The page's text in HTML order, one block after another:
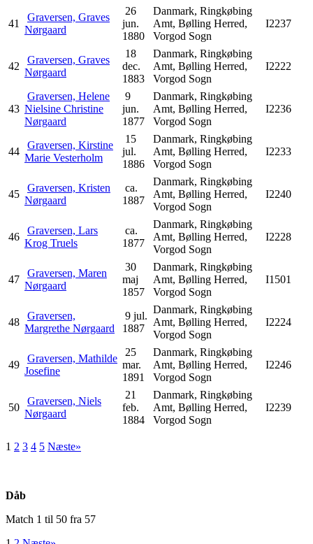
41
Graversen, Graves
Nørgaard
26
jun.
1880
Danmark, Ringkøbing
Amt, Bølling Herred,
Vorgod Sogn
I2237
42
Graversen, Graves
Nørgaard
18
dec.
1883
Danmark, Ringkøbing
Amt, Bølling Herred,
Vorgod Sogn
I2222
43
Graversen, Helene
Nielsine Christine
Nørgaard
9
jun.
1877
Danmark, Ringkøbing
Amt, Bølling Herred,
Vorgod Sogn
I2236
44
Graversen, Kirstine
Marie Vesterholm
15
jul.
1886
Danmark, Ringkøbing
Amt, Bølling Herred,
Vorgod Sogn
I2233
45
Graversen, Kristen
Nørgaard
ca.
1887
Danmark, Ringkøbing
Amt, Bølling Herred,
Vorgod Sogn
I2240
46
Graversen, Lars
Krog Truels
ca.
1877
Danmark, Ringkøbing
Amt, Bølling Herred,
Vorgod Sogn
I2228
47
Graversen, Maren
Nørgaard
30
maj
1857
Danmark, Ringkøbing
Amt, Bølling Herred,
Vorgod Sogn
I1501
48
Graversen,
Margrethe Nørgaard
9 jul.
1887
Danmark, Ringkøbing
Amt, Bølling Herred,
Vorgod Sogn
I2224
49
Graversen, Mathilde
Josefine
25
mar.
1891
Danmark, Ringkøbing
Amt, Bølling Herred,
Vorgod Sogn
I2246
50
Graversen, Niels
Nørgaard
21
feb.
1884
Danmark, Ringkøbing
Amt, Bølling Herred,
Vorgod Sogn
I2239
1 2 3 4 5 Næste»
Dåb
Match 1 til 50 fra 57